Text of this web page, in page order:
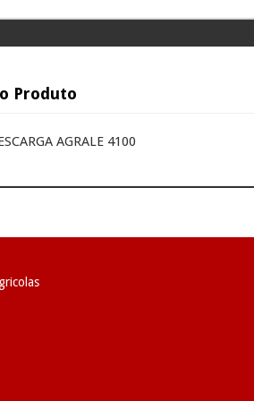
Produto
AGRALE 4100